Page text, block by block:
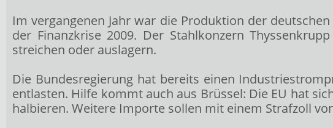
Im vergangenen Jahr war die Produktion der
der Finanzkrise 2009. Der Stahlkonzern
streichen oder auslagern.
Die Bundesregierung hat bereits einen
entlasten. Hilfe kommt auch aus Brüssel: Die EU hat
halbieren. Weitere Importe sollen mit einem Strafzoll